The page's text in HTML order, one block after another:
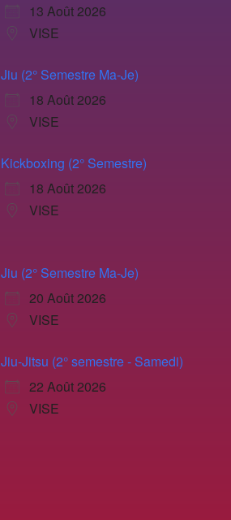
13 Août 2026
VISE
Jiu (2° Semestre Ma-Je)
18 Août 2026
VISE
Kickboxing (2° Semestre)
18 Août 2026
VISE
Jiu (2° Semestre Ma-Je)
20 Août 2026
VISE
Jiu-Jitsu (2° semestre - Samedi)
22 Août 2026
VISE